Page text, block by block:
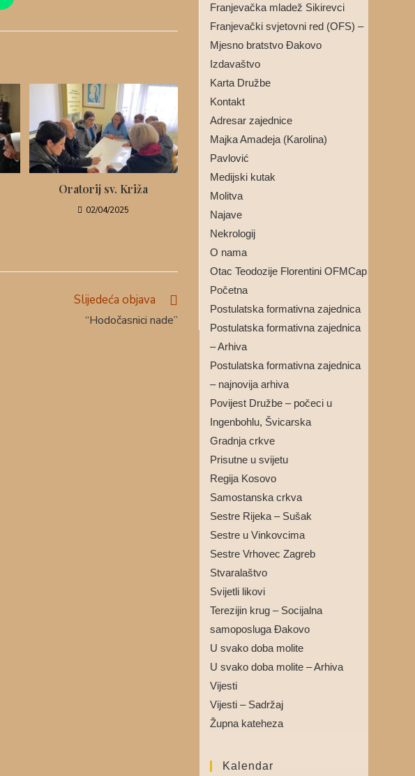
Oratorij sv. Križa
02/04/2025
Slijedeća objava
“Hodočasnici nade”
Franjevačka mladež Sikirevci
Franjevački svjetovni red (OFS) –
Mjesno bratstvo Đakovo
Izdavaštvo
Karta Družbe
Kontakt
Adresar zajednice
Majka Amadeja (Karolina)
Pavlović
Medijski kutak
Molitva
Najave
Nekrologij
O nama
Otac Teodozije Florentini OFMCap
Početna
Postulatska formativna zajednica
Postulatska formativna zajednica
– Arhiva
Postulatska formativna zajednica
– najnovija arhiva
Povijest Družbe – počeci u
Ingenbohlu, Švicarska
Gradnja crkve
Prisutne u svijetu
Regija Kosovo
Samostanska crkva
Sestre Rijeka – Sušak
Sestre u Vinkovcima
Sestre Vrhovec Zagreb
Stvaralaštvo
Svijetli likovi
Terezijin krug – Socijalna
samoposluga Đakovo
U svako doba molite
U svako doba molite – Arhiva
Vijesti
Vijesti – Sadržaj
Župna kateheza
Kalendar